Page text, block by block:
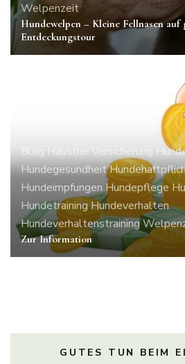
Welpenzeit
Hundewelpen – Kleine Fellnasen auf
Entdeckungstour
Blog Haustier Versicherung
Hundegesundheit
Hundeimpfungen Hundepflege
Hundetraining Hundeverhalten
Hundeverhaltenstraining
Zur Information
GUTES TUN BEIM